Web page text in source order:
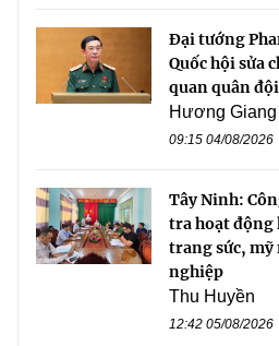
Đại tướng
Quốc hội sửa
quan quân đội
Hương Giang
09:15 04/08/2026
Tây Ninh:
tra hoạt động
trang sức, mỹ
nghiệp
Thu Huyền
12:42 05/08/2026